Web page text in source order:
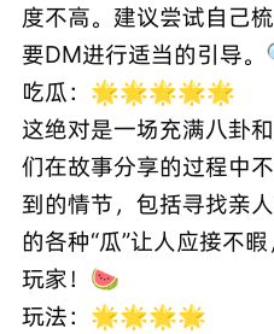
度不高。建议尝试自己
要DM进行适当的引导。
吃瓜：🌟🌟🌟🌟🌟
这绝对是一场充满八卦
们在故事分享的过程中
到的情节，包括寻找亲
的各种“瓜”让人应接不
玩家！🍉
玩法：🌟🌟🌟🌟